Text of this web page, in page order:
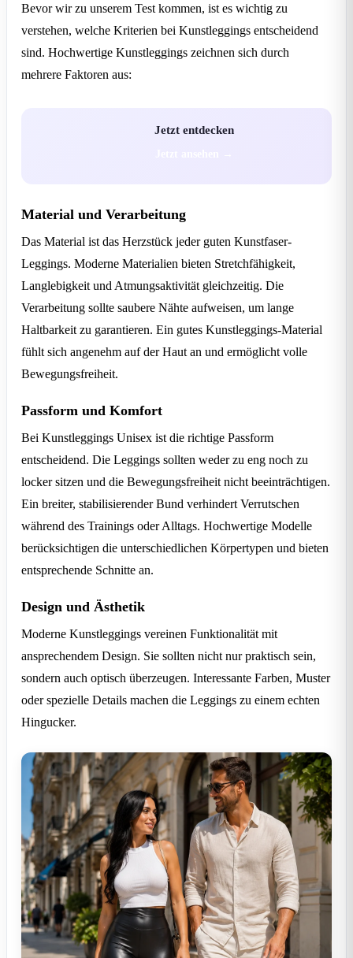
Bevor wir zu unserem Test kommen, ist es wichtig zu
verstehen, welche Kriterien bei Kunstleggings entscheidend
sind. Hochwertige Kunstleggings zeichnen sich durch
mehrere Faktoren aus:
Jetzt entdecken
Material und Verarbeitung
Das Material ist das Herzstück jeder guten Kunstfaser-
Leggings. Moderne Materialien bieten Stretchfähigkeit,
Langlebigkeit und Atmungsaktivität gleichzeitig. Die
Verarbeitung sollte saubere Nähte aufweisen, um lange
Haltbarkeit zu garantieren. Ein gutes Kunstleggings-Material
fühlt sich angenehm auf der Haut an und ermöglicht volle
Bewegungsfreiheit.
Passform und Komfort
Bei Kunstleggings Unisex ist die richtige Passform
entscheidend. Die Leggings sollten weder zu eng noch zu
locker sitzen und die Bewegungsfreiheit nicht beeinträchtigen.
Ein breiter, stabilisierender Bund verhindert Verrutschen
während des Trainings oder Alltags. Hochwertige Modelle
berücksichtigen die unterschiedlichen Körpertypen und bieten
entsprechende Schnitte an.
Design und Ästhetik
Moderne Kunstleggings vereinen Funktionalität mit
ansprechendem Design. Sie sollten nicht nur praktisch sein,
sondern auch optisch überzeugen. Interessante Farben, Muster
oder spezielle Details machen die Leggings zu einem echten
Hingucker.